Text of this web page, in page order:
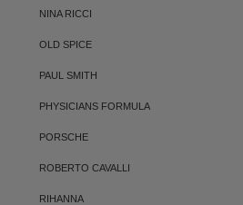
NINA RICCI
OLD SPICE
PAUL SMITH
PHYSICIANS FORMULA
PORSCHE
ROBERTO CAVALLI
RIHANNA